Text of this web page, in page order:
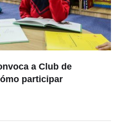
a Club de
participar